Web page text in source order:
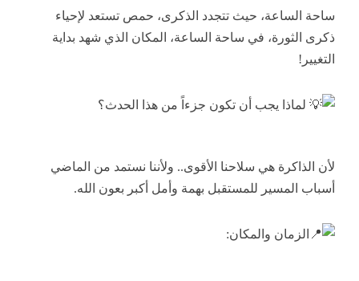
ساحة الساعة، حيث تتجدد الذكرى، حمص تستعد لإحياء
ذكرى الثورة، في ساحة الساعة، المكان الذي شهد بداية
التغيير!
لماذا يجب أن تكون جزءاً من هذا الحدث؟
لأن الذاكرة هي سلاحنا الأقوى.. ولأننا نستمد من الماضي
أسباب المسير للمستقبل بهمة وأمل أكبر بعون الله.
الزمان والمكان: